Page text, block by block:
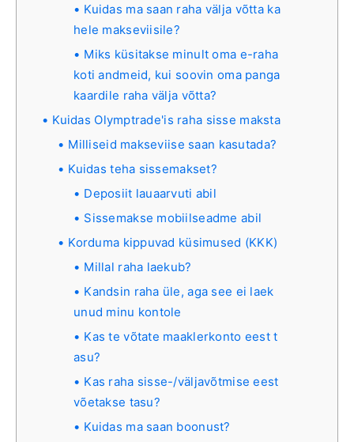
Kuidas ma saan raha välja võtta ka
hele makseviisile?
Miks küsitakse minult oma e-raha
koti andmeid, kui soovin oma panga
kaardile raha välja võtta?
Kuidas Olymptrade'is raha sisse maksta
Milliseid makseviise saan kasutada?
Kuidas teha sissemakset?
Deposiit lauaarvuti abil
Sissemakse mobiilseadme abil
Korduma kippuvad küsimused (KKK)
Millal raha laekub?
Kandsin raha üle, aga see ei laek
unud minu kontole
Kas te võtate maaklerkonto eest t
asu?
Kas raha sisse-/väljavõtmise eest
võetakse tasu?
Kuidas ma saan boonust?